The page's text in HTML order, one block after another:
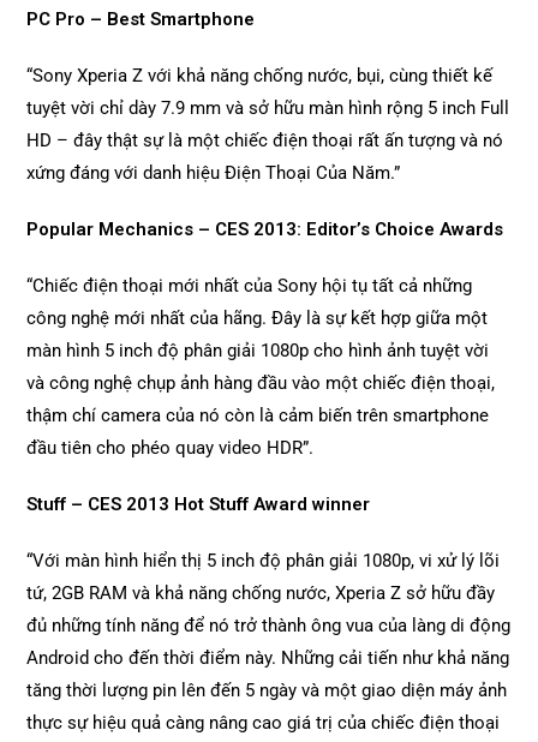
PC Pro – Best Smartphone
“Sony Xperia Z với khả năng chống nước, bụi, cùng thiết kế
tuyệt vời chỉ dày 7.9 mm và sở hữu màn hình rộng 5 inch Full
HD – đây thật sự là một chiếc điện thoại rất ấn tượng và nó
xứng đáng với danh hiệu Điện Thoại Của Năm.”
Popular Mechanics – CES 2013: Editor’s Choice Awards
“Chiếc điện thoại mới nhất của Sony hội tụ tất cả những
công nghệ mới nhất của hãng. Đây là sự kết hợp giữa một
màn hình 5 inch độ phân giải 1080p cho hình ảnh tuyệt vời
và công nghệ chụp ảnh hàng đầu vào một chiếc điện thoại,
thậm chí camera của nó còn là cảm biến trên smartphone
đầu tiên cho phéo quay video HDR”.
Stuff – CES 2013 Hot Stuff Award winner
“Với màn hình hiển thị 5 inch độ phân giải 1080p, vi xử lý lõi
tứ, 2GB RAM và khả năng chống nước, Xperia Z sở hữu đầy
đủ những tính năng để nó trở thành ông vua của làng di động
Android cho đến thời điểm này. Những cải tiến như khả năng
tăng thời lượng pin lên đến 5 ngày và một giao diện máy ảnh
thực sự hiệu quả càng nâng cao giá trị của chiếc điện thoại